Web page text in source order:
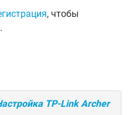
, чтобы
TP-Link Archer